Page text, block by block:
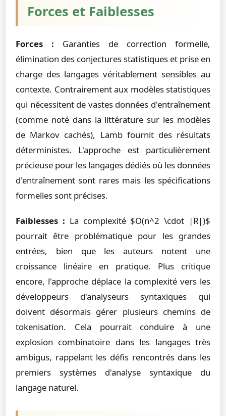
Forces et Faiblesses
Forces : Garanties de correction formelle,
élimination des conjectures statistiques et prise en
charge des langages véritablement sensibles au
contexte. Contrairement aux modèles statistiques
qui nécessitent de vastes données d'entraînement
(comme noté dans la littérature sur les modèles
de Markov cachés), Lamb fournit des résultats
déterministes. L'approche est particulièrement
précieuse pour les langages dédiés où les données
d'entraînement sont rares mais les spécifications
formelles sont précises.
Faiblesses : La complexité $O(n^2 \cdot |R|)$
pourrait être problématique pour les grandes
entrées, bien que les auteurs notent une
croissance linéaire en pratique. Plus critique
encore, l'approche déplace la complexité vers les
développeurs d'analyseurs syntaxiques qui
doivent désormais gérer plusieurs chemins de
tokenisation. Cela pourrait conduire à une
explosion combinatoire dans les langages très
ambigus, rappelant les défis rencontrés dans les
premiers systèmes d'analyse syntaxique du
langage naturel.